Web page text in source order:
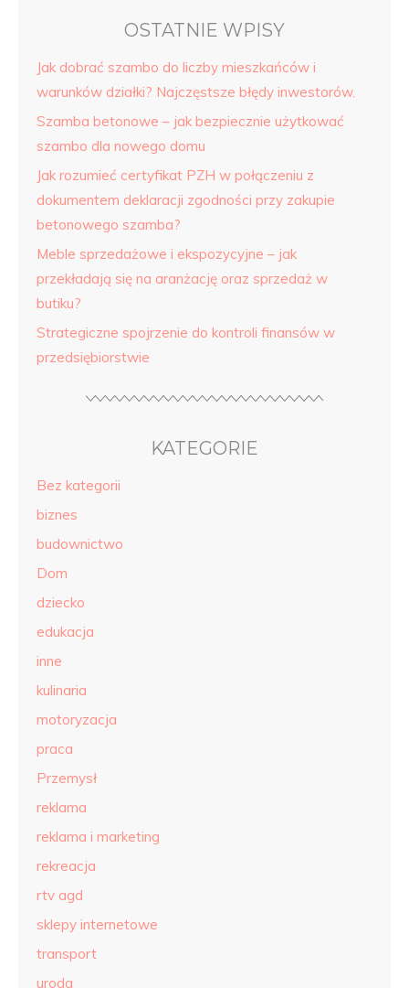
OSTATNIE WPISY
Jak dobrać szambo do liczby mieszkańców i
warunków działki? Najczęstsze błędy inwestorów.
Szamba betonowe – jak bezpiecznie użytkować
szambo dla nowego domu
Jak rozumieć certyfikat PZH w połączeniu z
dokumentem deklaracji zgodności przy zakupie
betonowego szamba?
Meble sprzedażowe i ekspozycyjne – jak
przekładają się na aranżację oraz sprzedaż w
butiku?
Strategiczne spojrzenie do kontroli finansów w
przedsiębiorstwie
KATEGORIE
Bez kategorii
biznes
budownictwo
Dom
dziecko
edukacja
inne
kulinaria
motoryzacja
praca
Przemysł
reklama
reklama i marketing
rekreacja
rtv agd
sklepy internetowe
transport
uroda